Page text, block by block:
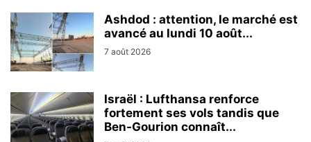
Ashdod : attention, le marché est
avancé au lundi 10 août...
7 août 2026
Israël : Lufthansa renforce
fortement ses vols tandis que
Ben-Gourion connaît...